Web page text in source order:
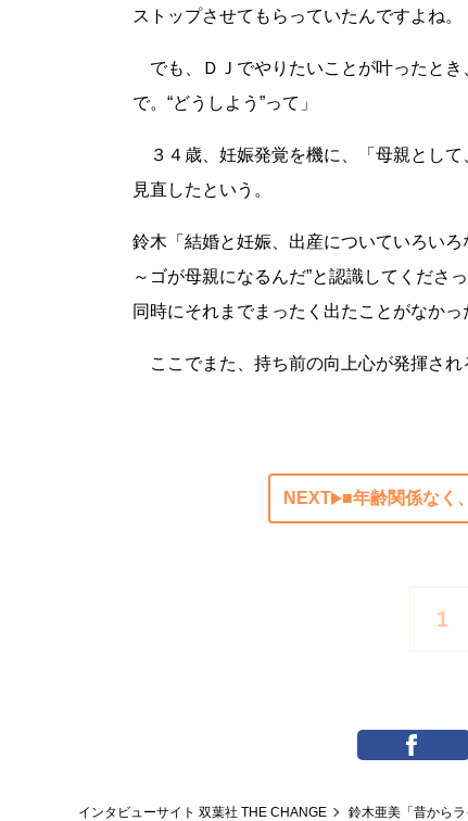
ストップさせてもらっていたんですよね。
でも、ＤＪでやりたいことが叶ったと
で。“どうしよう”って」
３４歳、妊娠発覚を機に、「母親として
見直したという。
鈴木「結婚と妊娠、出産についていろい
～ゴが母親になるんだ”と認識してくださ
同時にそれまでまったく出たことがなか
ここでまた、持ち前の向上心が発揮され
NEXT ■年齢関係なく
1
インタビューサイト 双葉社 THE CHANGE 鈴木亜美「昔から